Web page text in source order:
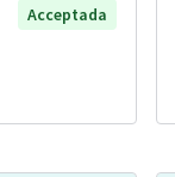
Acceptada